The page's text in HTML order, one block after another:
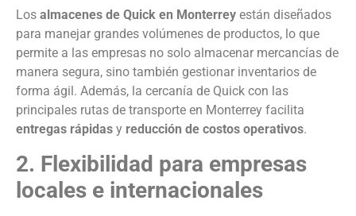
Los almacenes de Quick en Monterrey están diseñados
para manejar grandes volúmenes de productos, lo que
permite a las empresas no solo almacenar mercancías de
manera segura, sino también gestionar inventarios de
forma ágil. Además, la cercanía de Quick con las
principales rutas de transporte en Monterrey facilita
entregas rápidas y reducción de costos operativos.
2. Flexibilidad para empresas
locales e internacionales